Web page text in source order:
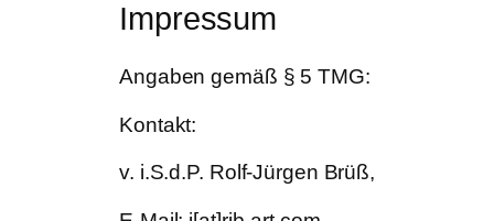
Impressum
Angaben gemäß § 5 TMG:
Kontakt:
v. i.S.d.P. Rolf-Jürgen Brüß,